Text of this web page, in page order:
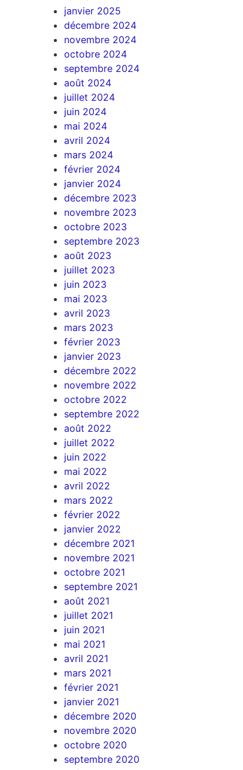
janvier 2025
décembre 2024
novembre 2024
octobre 2024
septembre 2024
août 2024
juillet 2024
juin 2024
mai 2024
avril 2024
mars 2024
février 2024
janvier 2024
décembre 2023
novembre 2023
octobre 2023
septembre 2023
août 2023
juillet 2023
juin 2023
mai 2023
avril 2023
mars 2023
février 2023
janvier 2023
décembre 2022
novembre 2022
octobre 2022
septembre 2022
août 2022
juillet 2022
juin 2022
mai 2022
avril 2022
mars 2022
février 2022
janvier 2022
décembre 2021
novembre 2021
octobre 2021
septembre 2021
août 2021
juillet 2021
juin 2021
mai 2021
avril 2021
mars 2021
février 2021
janvier 2021
décembre 2020
novembre 2020
octobre 2020
septembre 2020